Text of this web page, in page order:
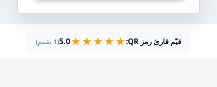
قيّم قارئ رمز QR: ★
★
★
★
★
5.0(1 تقييم)